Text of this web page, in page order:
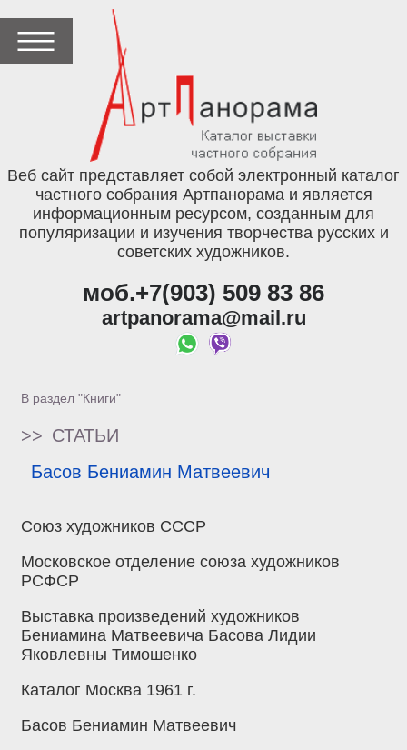
Веб сайт представляет собой электронный каталог
частного собрания Артпанорама и является
информационным ресурсом, созданным для
популяризации и изучения творчества русских и
советских художников.
моб.+7(903) 509 83 86
artpanorama@mail.ru
В раздел "Книги"
>> СТАТЬИ
Басов Бениамин Матвеевич
Союз художников СССР
Московское отделение союза художников
РСФСР
Выставка произведений художников
Бениамина Матвеевича Басова Лидии
Яковлевны Тимошенко
Каталог Москва 1961 г.
Басов Бениамин Матвеевич